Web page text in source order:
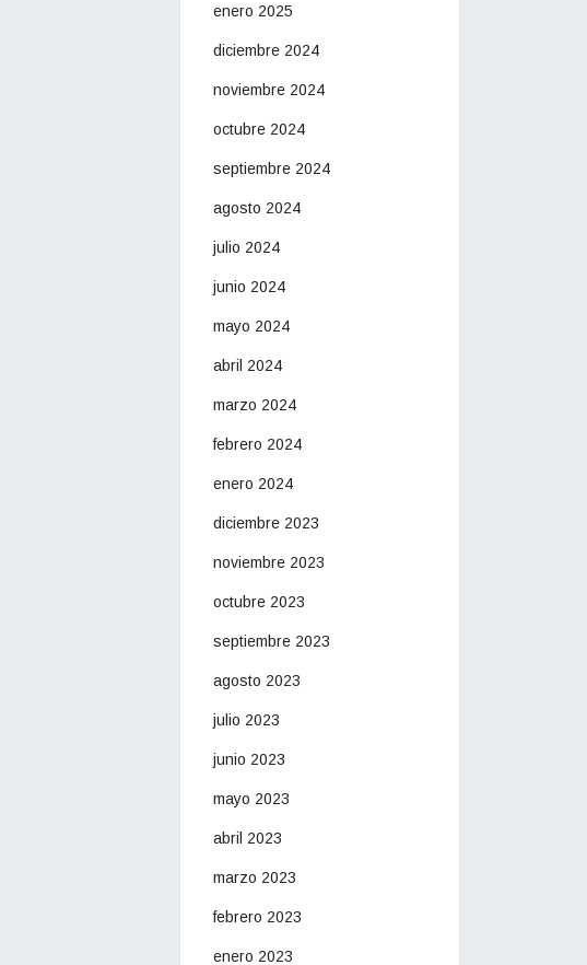
enero 2025
diciembre 2024
noviembre 2024
octubre 2024
septiembre 2024
agosto 2024
julio 2024
junio 2024
mayo 2024
abril 2024
marzo 2024
febrero 2024
enero 2024
diciembre 2023
noviembre 2023
octubre 2023
septiembre 2023
agosto 2023
julio 2023
junio 2023
mayo 2023
abril 2023
marzo 2023
febrero 2023
enero 2023